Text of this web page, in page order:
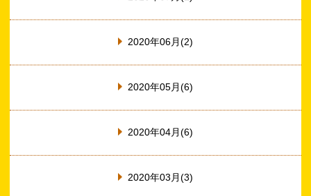
2020年06月(2)
2020年05月(6)
2020年04月(6)
2020年03月(3)